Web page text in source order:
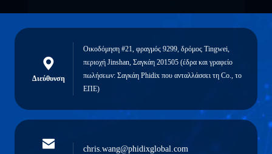
Διεύθυνση
Οικοδόμηση #21, φραγμός 9299, δρόμος Tingwei,
περιοχή Jinshan, Σαγκάη 201505 (έδρα και γραφείο
πωλήσεων: Σαγκάη Phidix που ανταλλάσσει τη Co., το
ΕΠΕ)
chris.wang@phidixglobal.com